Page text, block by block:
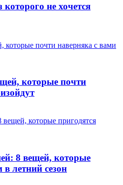
не хочется
которые почти
8 вещей, которые
в летний сезон